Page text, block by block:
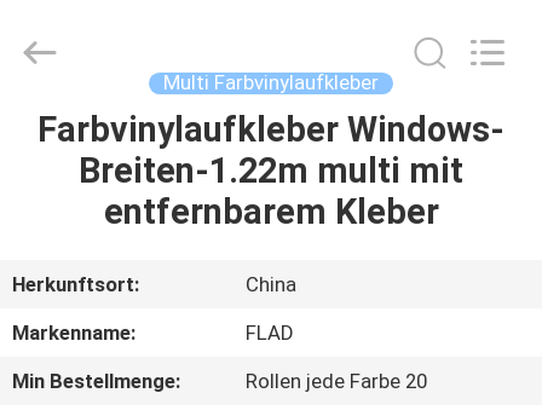
ZU
HAUSE
ÜBER
UNS
Material
Co.,Ltd.
Multi Farbvinylaufkleber
Farbvinylaufkleber Windows-
Breiten-1.22m multi mit
entfernbarem Kleber
Herkunftsort:
China
Markenname:
FLAD
Min Bestellmenge:
Rollen jede Farbe 20